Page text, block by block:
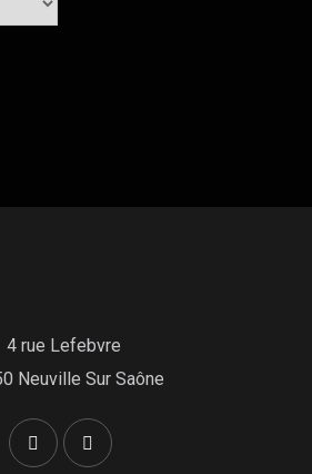
4 rue Lefebvre
Neuville Sur Saône